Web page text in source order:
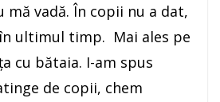
mă vadă. În copii nu a dat,
ultimul timp. Mai ales pe
cu bătaia. I-am spus
de copii, chem